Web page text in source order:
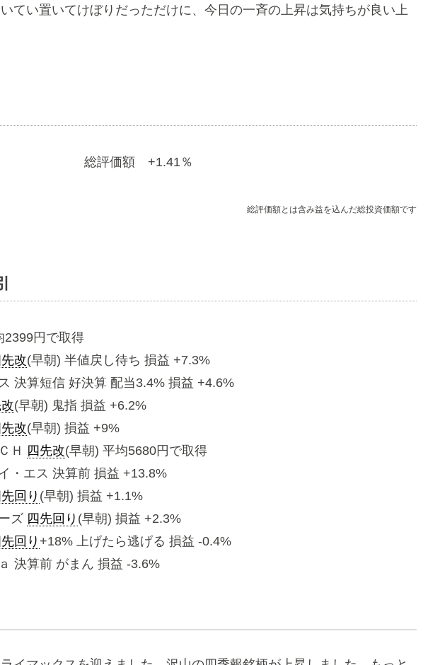
てい置いてけぼりだっただけに、今日の一斉の上昇は気持ちが良い上
総評価額 +1.41％
総評価額とは含み益を込んだ総投資価額です
2399円で取得
先改(早朝) 半値戻し待ち 損益 +7.3%
決算短信 好決算 配当3.4% 損益 +4.6%
(早朝) 鬼指 損益 +6.2%
先改(早朝) 損益 +9%
Ｈ 四先改(早朝) 平均5680円で取得
・エス 決算前 損益 +13.8%
回り (早朝) 損益 +1.1%
ズ 四先回り (早朝) 損益 +2.3%
回り +18% 上げたら逃げる 損益 -0.4%
決算前 がまん 損益 -3.6%